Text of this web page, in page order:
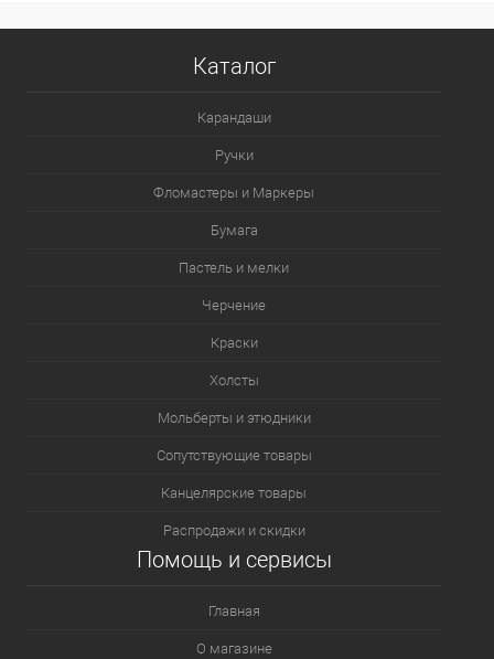
Каталог
Карандаши
Ручки
Фломастеры и Маркеры
Бумага
Пастель и мелки
Черчение
Краски
Холсты
Мольберты и этюдники
Сопутствующие товары
Канцелярские товары
Распродажи и скидки
Помощь и сервисы
Главная
О магазине